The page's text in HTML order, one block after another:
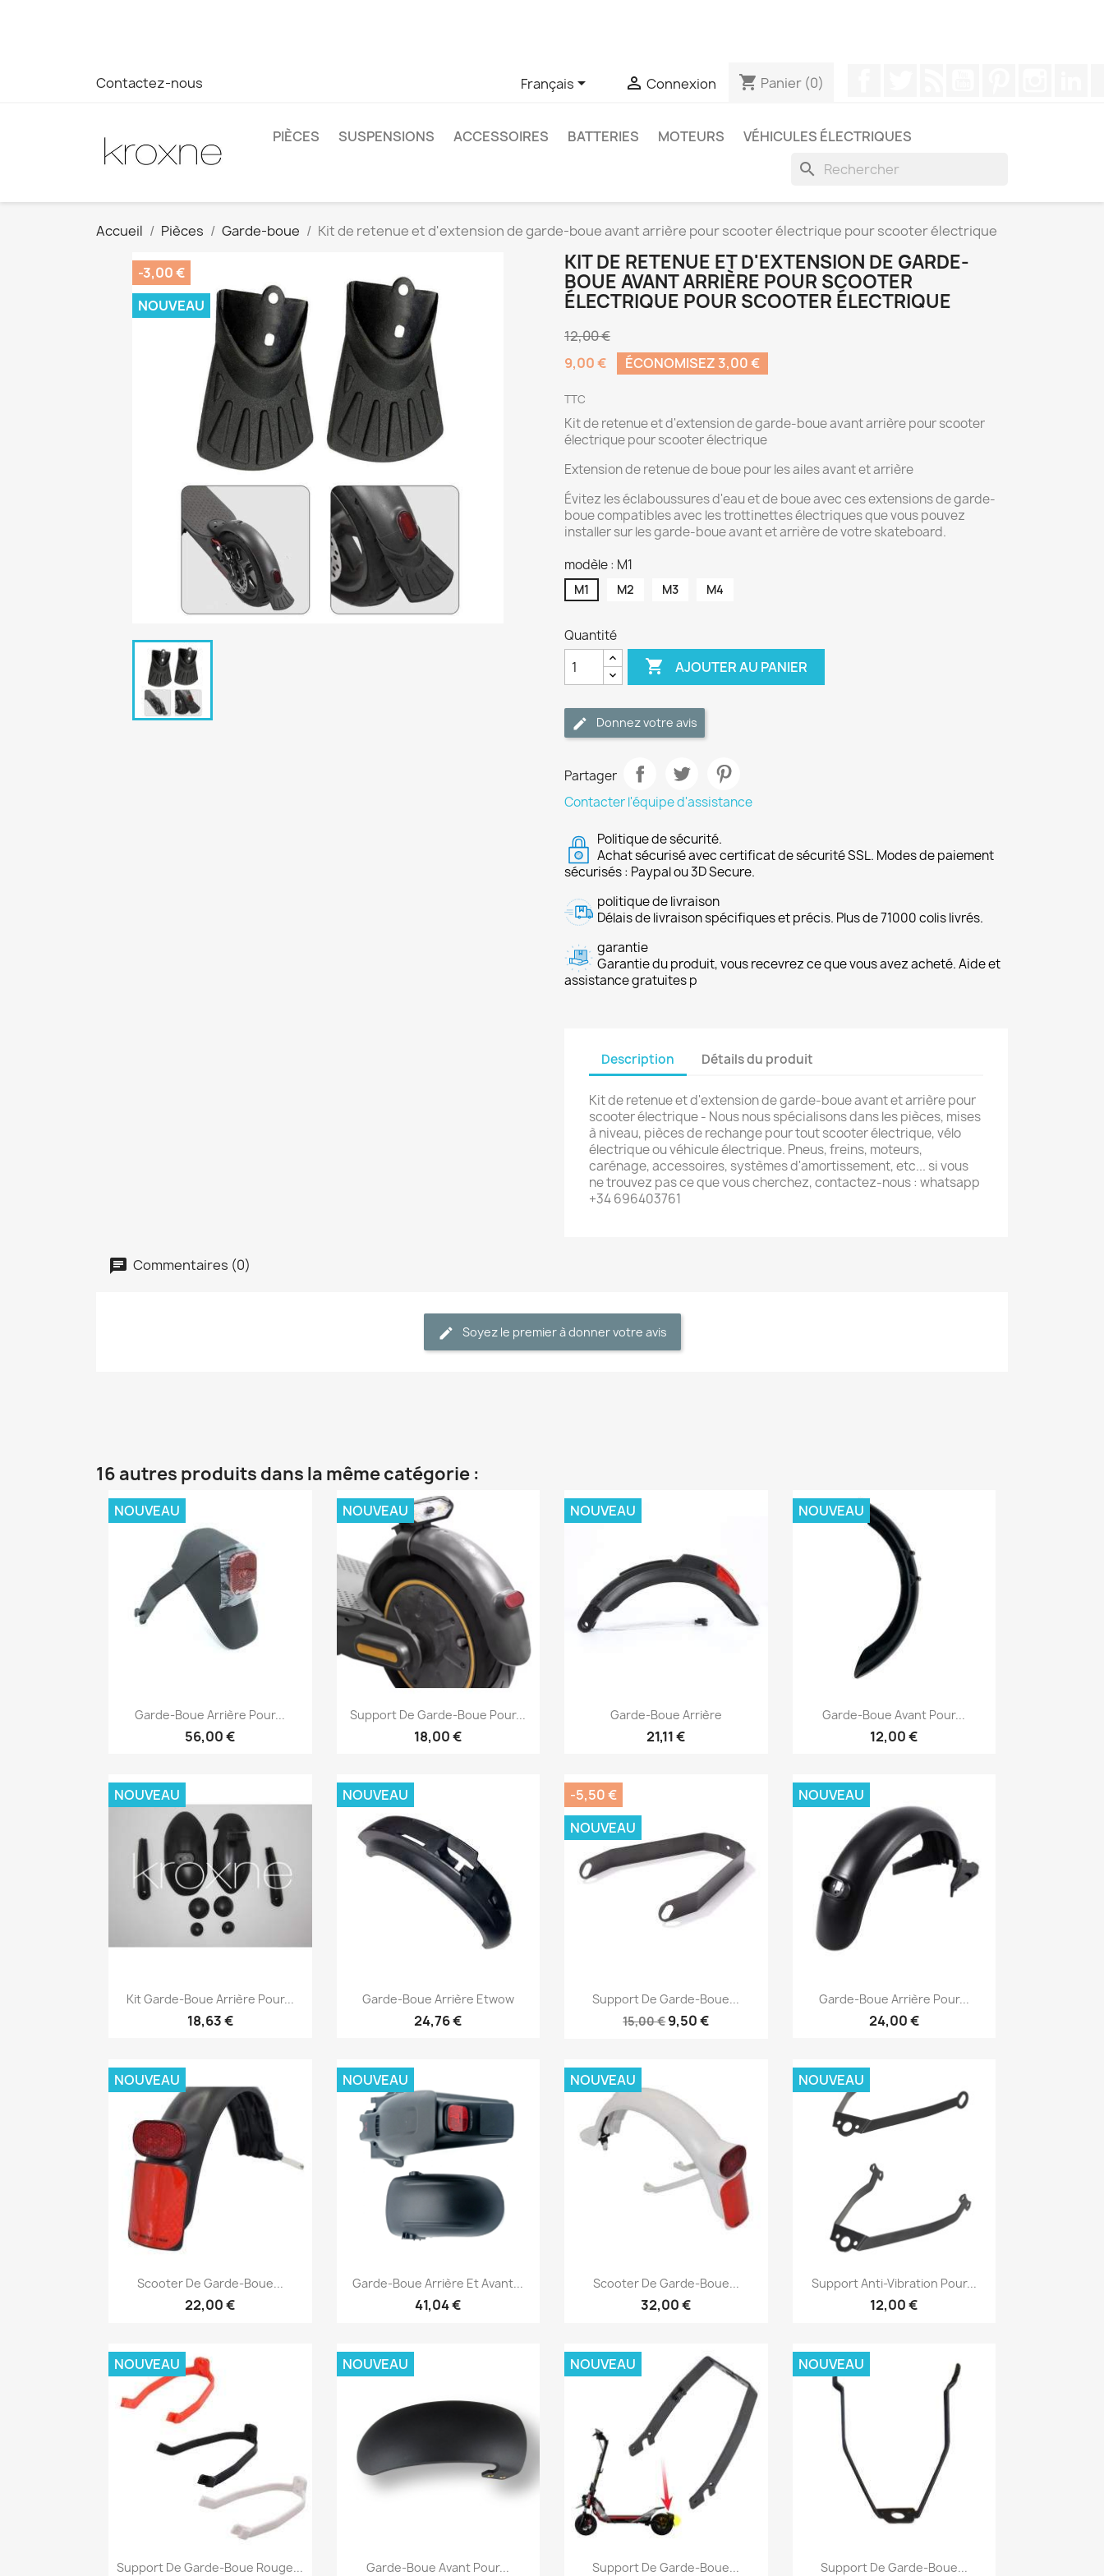
Contactez-nous Français  Connexion shopping_cart Panier (0)
PIÈCES SUSPENSIONS ACCESSOIRES BATTERIES MOTEURS VÉHICULES ÉLECTRIQUES
search
Accueil Pièces Garde-boue Kit de retenue et d'extension de garde-boue avant arrière pour scooter électrique pour scooter électrique
-3,00 €
NOUVEAU
KIT DE RETENUE ET D'EXTENSION DE GARDE-
BOUE AVANT ARRIÈRE POUR SCOOTER
ÉLECTRIQUE POUR SCOOTER ÉLECTRIQUE
12,00 €
9,00 €
ÉCONOMISEZ 3,00 €
TTC
Kit de retenue et d'extension de garde-boue avant arrière pour scooter
électrique pour scooter électrique
Extension de retenue de boue pour les ailes avant et arrière
Évitez les éclaboussures d'eau et de boue avec ces extensions de garde-
boue compatibles avec les trottinettes électriques que vous pouvez
installer sur les garde-boue avant et arrière de votre skateboard.
modèle : M1
M1 M2 M3 M4
Quantité
 AJOUTER AU PANIER
Donnez votre avis
Partager
Contacter l'équipe d'assistance
Politique de sécurité.
Achat sécurisé avec certificat de sécurité SSL. Modes de paiement
sécurisés : Paypal ou 3D Secure.
politique de livraison
Délais de livraison spécifiques et précis. Plus de 71000 colis livrés.
garantie
Garantie du produit, vous recevrez ce que vous avez acheté. Aide et
assistance gratuites p
Description Détails du produit
Kit de retenue et d'extension de garde-boue avant et arrière pour
scooter électrique - Nous nous spécialisons dans les pièces, mises
à niveau, pièces de rechange pour tout scooter électrique, vélo
électrique ou véhicule électrique. Pneus, freins, moteurs,
carénage, accessoires, systèmes d'amortissement, etc... si vous
ne trouvez pas ce que vous cherchez, contactez-nous : whatsapp
+34 696403761
Commentaires (0)
Soyez le premier à donner votre avis
16 autres produits dans la même catégorie :
Aperçu rapide
Garde-Boue Arrière Pour...
56,00 €
NOUVEAU
Aperçu rapide
Support De Garde-Boue Pour...
18,00 €
NOUVEAU
Aperçu rapide
Garde-Boue Arrière
21,11 €
NOUVEAU
 Aperçu rapide
Garde-Boue Avant Pour...
12,00 €
NOUVEAU
Aperçu rapide
Kit Garde-Boue Arrière Pour...
18,63 €
NOUVEAU
Aperçu rapide
Garde-Boue Arrière Etwow
24,76 €
NOUVEAU
Aperçu rapide
Support De Garde-Boue...
15,00 €9,50 €
-5,50 €
NOUVEAU
Aperçu rapide
Garde-Boue Arrière Pour...
24,00 €
NOUVEAU
Aperçu rapide
Scooter De Garde-Boue...
22,00 €
NOUVEAU
Aperçu rapide
Garde-Boue Arrière Et Avant...
41,04 €
NOUVEAU
Aperçu rapide
Scooter De Garde-Boue...
32,00 €
NOUVEAU
Aperçu rapide
Support Anti-Vibration Pour...
12,00 €
NOUVEAU
Aperçu rapide
Support De Garde-Boue Rouge...
NOUVEAU
Aperçu rapide
Garde-Boue Avant Pour...
NOUVEAU
Aperçu rapide
Support De Garde-Boue...
NOUVEAU
Aperçu rapide
Support De Garde-Boue...
NOUVEAU